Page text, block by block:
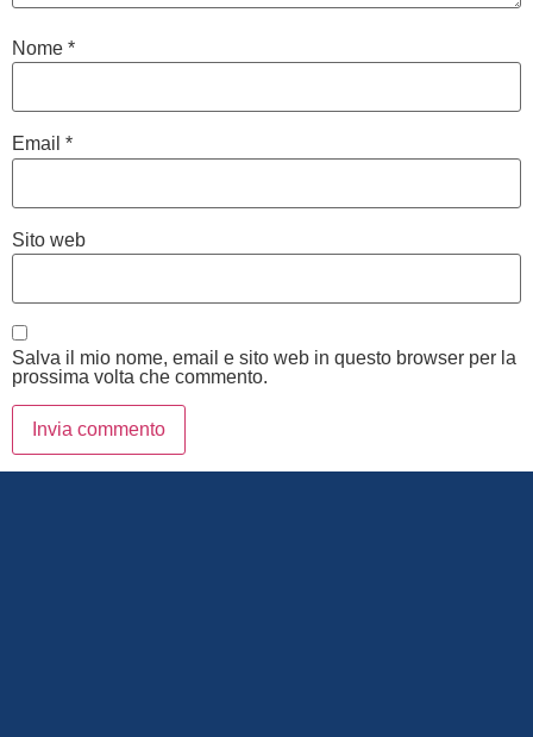
Nome *
Email *
Sito web
Salva il mio nome, email e sito web in questo browser per la
prossima volta che commento.